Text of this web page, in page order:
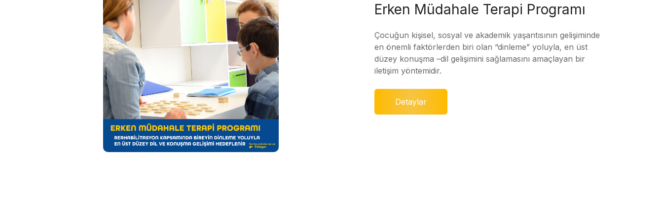
Erken Müdahale Terapi Programı
Çocuğun kişisel, sosyal ve akademik yaşantısının gelişiminde
en önemli faktörlerden biri olan “dinleme” yoluyla, en üst
düzey konuşma –dil gelişimini sağlamasını amaçlayan bir
iletişim yöntemidir.
Detaylar